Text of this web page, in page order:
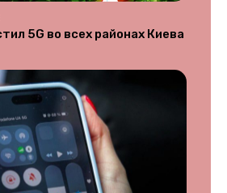
5G во всех районах Киева